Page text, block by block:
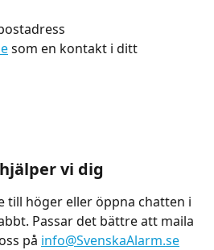
som en kontakt i ditt
vi dig
till höger eller öppna chatten i
Passar det bättre att maila
på info@SvenskaAlarm.se